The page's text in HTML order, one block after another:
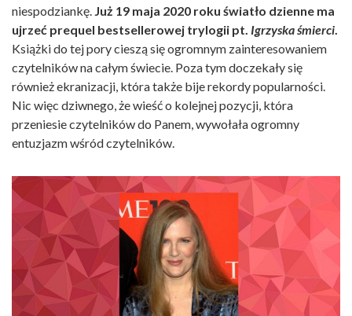
niespodziankę. Już 19 maja 2020 roku światło dzienne ma
ujrzeć prequel bestsellerowej trylogii pt. Igrzyska śmierci.
Książki do tej pory cieszą się ogromnym zainteresowaniem
czytelników na całym świecie. Poza tym doczekały się
również ekranizacji, która także bije rekordy popularności.
Nic więc dziwnego, że wieść o kolejnej pozycji, która
przeniesie czytelników do Panem, wywołała ogromny
entuzjazm wśród czytelników.